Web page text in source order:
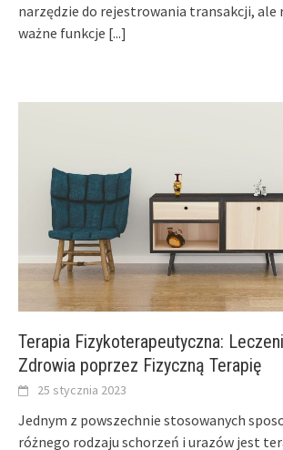
narzędzie do rejestrowania transakcji, ale
ważne funkcje [...]
Terapia Fizykoterapeutyczna:
Zdrowia poprzez Fizyczną Terapię
25 stycznia 2023
Jednym z powszechnie stosowanych
różnego rodzaju schorzeń i urazów jest